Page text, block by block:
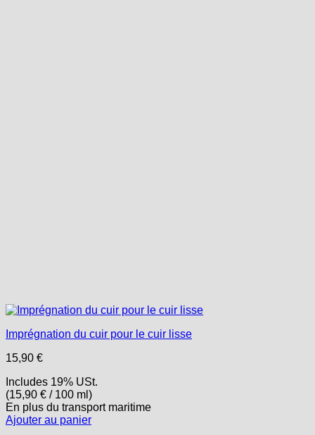
Imprégnation du cuir pour le cuir lisse
15,90 €
Includes 19% USt.
(15,90 € / 100 ml)
En plus du transportmaritime
Ajouter au panier